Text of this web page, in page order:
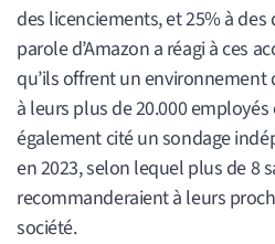
des licenciements, et 25% à
parole d’Amazon a réagi à ces
qu’ils offrent un
à leurs plus de 20.000
également cité un sondage
en 2023, selon lequel plus de 8
recommanderaient à leurs
société.